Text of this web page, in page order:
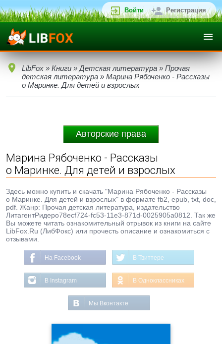
Войти Регистрация
LibFox » Книги » Детская литература » Прочая
детская литература » Марина Рябоченко - Рассказы
о Маринке. Для детей и взрослых
Авторские права
Марина Рябоченко - Рассказы
о Маринке. Для детей и взрослых
Здесь можно купить и скачать "Марина Рябоченко - Рассказы
о Маринке. Для детей и взрослых" в формате fb2, epub, txt, doc,
pdf. Жанр: Прочая детская литература, издательство
ЛитагентРидеро78ecf724-fc53-11e3-871d-0025905a0812. Так же
Вы можете читать ознакомительный отрывок из книги на сайте
LibFox.Ru (ЛибФокс) или прочесть описание и ознакомиться с
отзывами.
На Facebook В Твиттере
В Instagram В Одноклассниках
Мы Вконтакте